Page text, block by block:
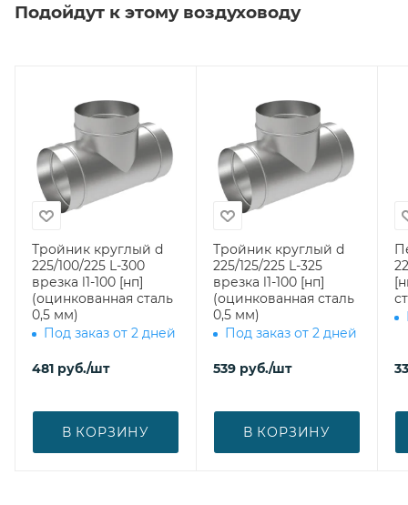
Подойдут к этому воздуховоду
Тройник круглый d
225/100/225 L-300
врезка l1-100 [нп]
(оцинкованная сталь
0,5 мм)
Под заказ от 2 дней
481 руб./шт
В КОРЗИНУ
Тройник круглый d
225/125/225 L-325
врезка l1-100 [нп]
(оцинкованная сталь
0,5 мм)
Под заказ от 2 дней
539 руб./шт
В КОРЗИНУ